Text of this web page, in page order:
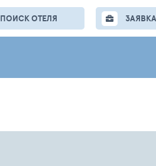
ПОИСК ОТЕЛЯ